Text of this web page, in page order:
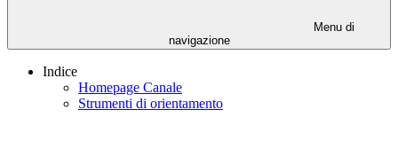
Menu di
navigazione
Indice
Homepage Canale
Strumenti di orientamento